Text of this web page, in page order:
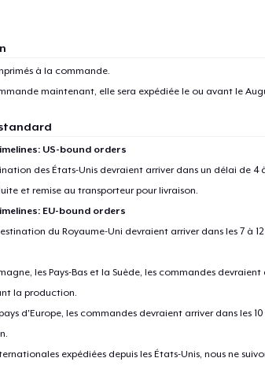
à la commande.
maintenant, elle sera expédiée le ou avant le
US-bound orders
des États-Unis devraient arriver dans un délai de 4
et remise au transporteur pour livraison.
EU-bound orders
du Royaume-Uni devraient arriver dans les 7 à
les Pays-Bas et la Suède, les commandes devraient
la production.
d'Europe, les commandes devraient arriver dans les
expédiées depuis les États-Unis, nous ne